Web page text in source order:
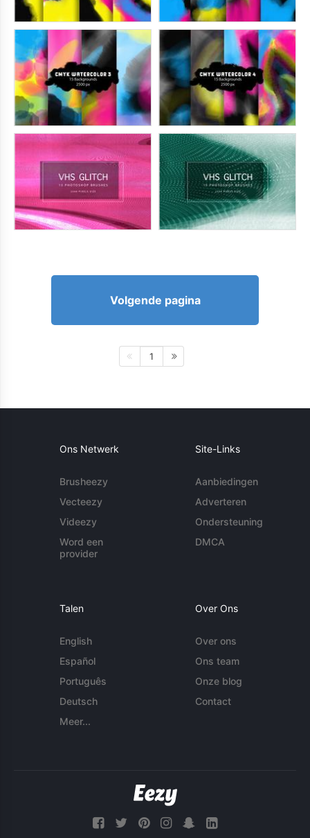
Volgende pagina
1
Ons Netwerk
Brusheezy
Vecteezy
Videezy
Word een
provider
Site-Links
Aanbiedingen
Adverteren
Ondersteuning
DMCA
Talen
English
Español
Português
Deutsch
Meer...
Over Ons
Over ons
Ons team
Onze blog
Contact